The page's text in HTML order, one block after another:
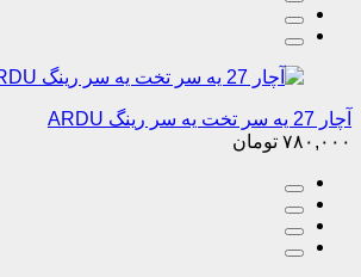
آچار 27 یه سر تخت یه سر رینگ ARDU
۷۸۰,۰۰۰ تومان